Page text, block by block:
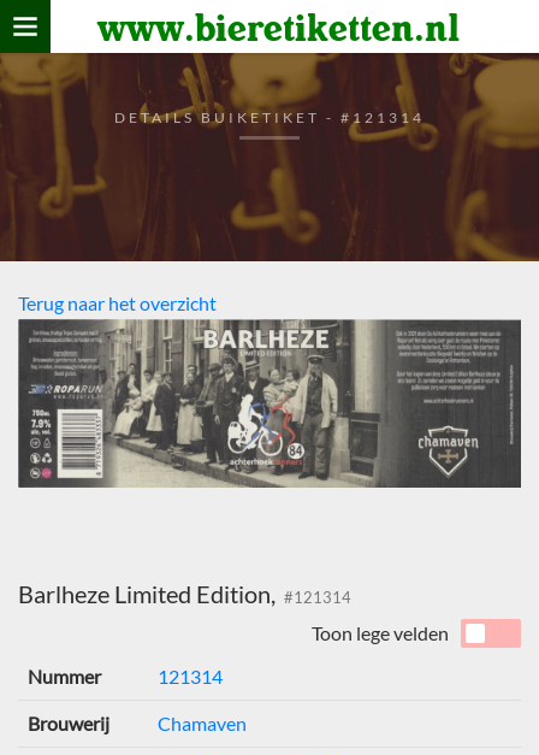
www.bieretiketten.nl
Home
verzamelen
De bierkaart
Bezoekers
DETAILS BUIKETIKET - #121314
Terug naar het overzicht
Barlheze Limited Edition, #121314
Toon lege velden
Nummer
121314
Brouwerij Chamaven